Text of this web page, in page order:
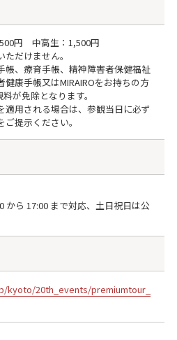
円 中高生：1,500円
だけません。
、療育手帳、精神障害者保健福祉
康手帳又はMIRAIROをお持ちの方
が免除となります。
用される場合は、参観当日に必ず
提示ください。
から 17:00 まで対応、土日祝日は公
kyoto/20th_events/premiumtour_